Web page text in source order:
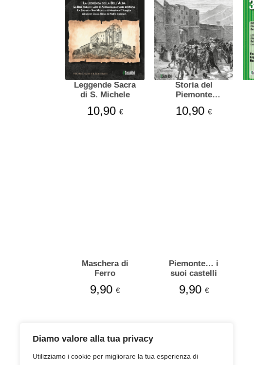
Diamo valore alla tua privacy
Utilizziamo i cookie per migliorare la tua esperienza di
Leggende Sacra
di S. Michele
10,90 €
Storia del
Piemonte
10,90€
Maschera di
Ferro
9,90€
Piemonte… i
suoi castelli
9,90 €